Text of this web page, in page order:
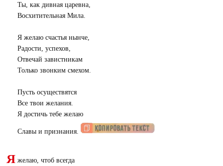
Ты, как дивная царевна,
Восхитительная Мила.
Я желаю счастья нынче,
Радости, успехов,
Отвечай завистникам
Только звонким смехом.
Пусть осуществятся
Все твои желания.
Я достичь тебе желаю
Славы и признания.
Я желаю, чтоб всегда